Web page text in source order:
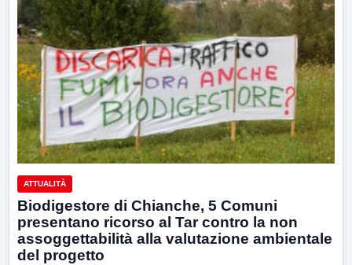
ATTUALITÀ
Biodigestore di Chianche, 5 Comuni
presentano ricorso al Tar contro la non
assoggettabilità alla valutazione ambientale
del progetto